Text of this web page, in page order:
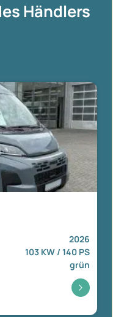
Händlers
2026
103 KW / 140 PS
grün